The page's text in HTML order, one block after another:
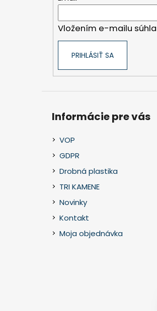
Vložením e-mailu
PRIHLÁSIŤ SA
Informácie pre vás
VOP
GDPR
Drobná plastika
TRI KAMENE
Novinky
Kontakt
Moja objednávka